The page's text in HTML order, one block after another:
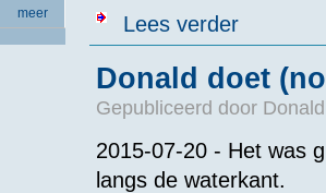
meer
Lees verderover
Donald doet
Gepubliceerd door
2015-07-20 - Het was
langs de waterkant.